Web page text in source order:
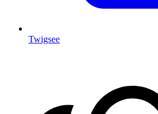
Twigsee